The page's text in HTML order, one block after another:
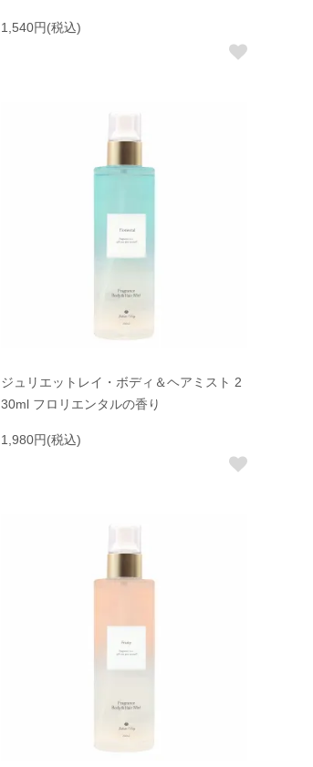
1,540円(税込)
ジュリエットレイ・ボディ＆ヘアミスト 2
30ml フロリエンタルの香り
1,980円(税込)